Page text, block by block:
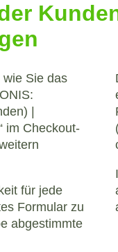
Sie das
|
im Checkout-
für jede
Formular zu
abgestimmte